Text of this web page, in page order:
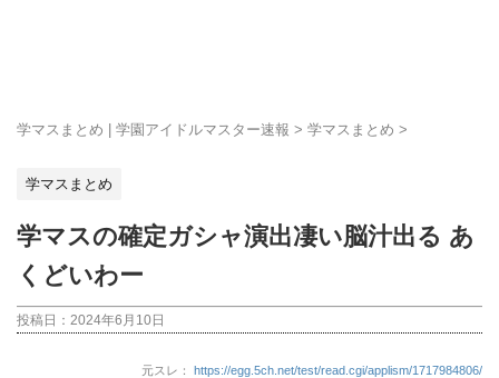
学マスまとめ | 学園アイドルマスター速報 > 学マスまとめ >
学マスまとめ
学マスの確定ガシャ演出凄い脳汁出る あ
くどいわー
投稿日： 2024年6月10日
元スレ： https://egg.5ch.net/test/read.cgi/applism/1717984806/